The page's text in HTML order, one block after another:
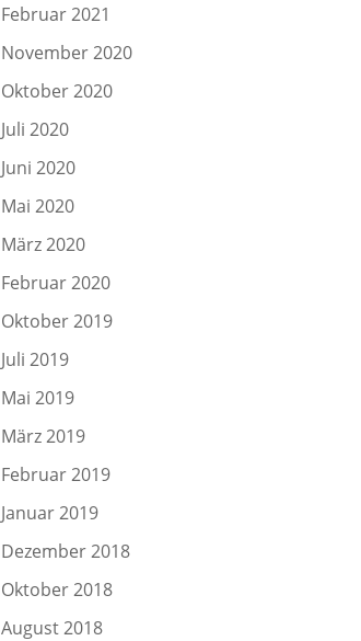
Februar 2021
November 2020
Oktober 2020
Juli 2020
Juni 2020
Mai 2020
März 2020
Februar 2020
Oktober 2019
Juli 2019
Mai 2019
März 2019
Februar 2019
Januar 2019
Dezember 2018
Oktober 2018
August 2018